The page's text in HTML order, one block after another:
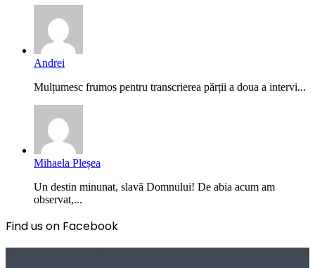
Andrei
Mulțumesc frumos pentru transcrierea părții a doua a intervi...
Mihaela Pleșea
Un destin minunat, slavă Domnului! De abia acum am
observat,...
Find us on Facebook